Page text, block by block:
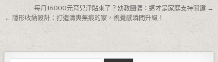
文章導覽
每月15000元育兒津貼來了？幼教團體：這才是家庭支持關鍵 →
← 隱形收納設計：打造清爽無痕的家，視覺感瞬間升級！